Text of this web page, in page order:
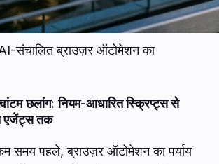
संचालित ब्राउज़र ऑटोमेशन का
छलांग: नियम-आधारित स्क्रिप्ट्स से
एजेंट्स तक
समय पहले, ब्राउज़र ऑटोमेशन का पर्याय